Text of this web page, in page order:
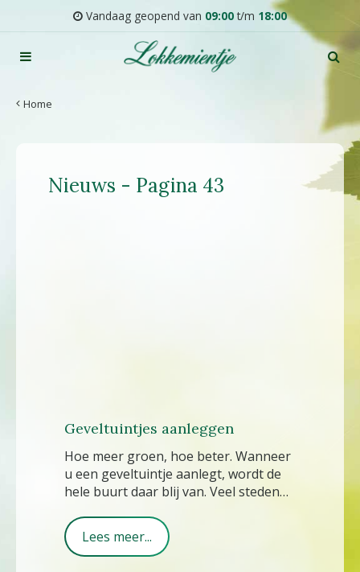
Home
Vandaag geopend van 09:00t/m 18:00
Nieuws - Pagina 43
Geveltuintjes aanleggen
Hoe meer groen, hoe beter. Wanneer
u een geveltuintje aanlegt, wordt de
hele buurt daar blij van. Veel steden
van geveltuinen. Wanneer u een
geveltuin aanvraagt, halen ze de
stoeptegels weg, plaatsen ze stenen
Lees meer...